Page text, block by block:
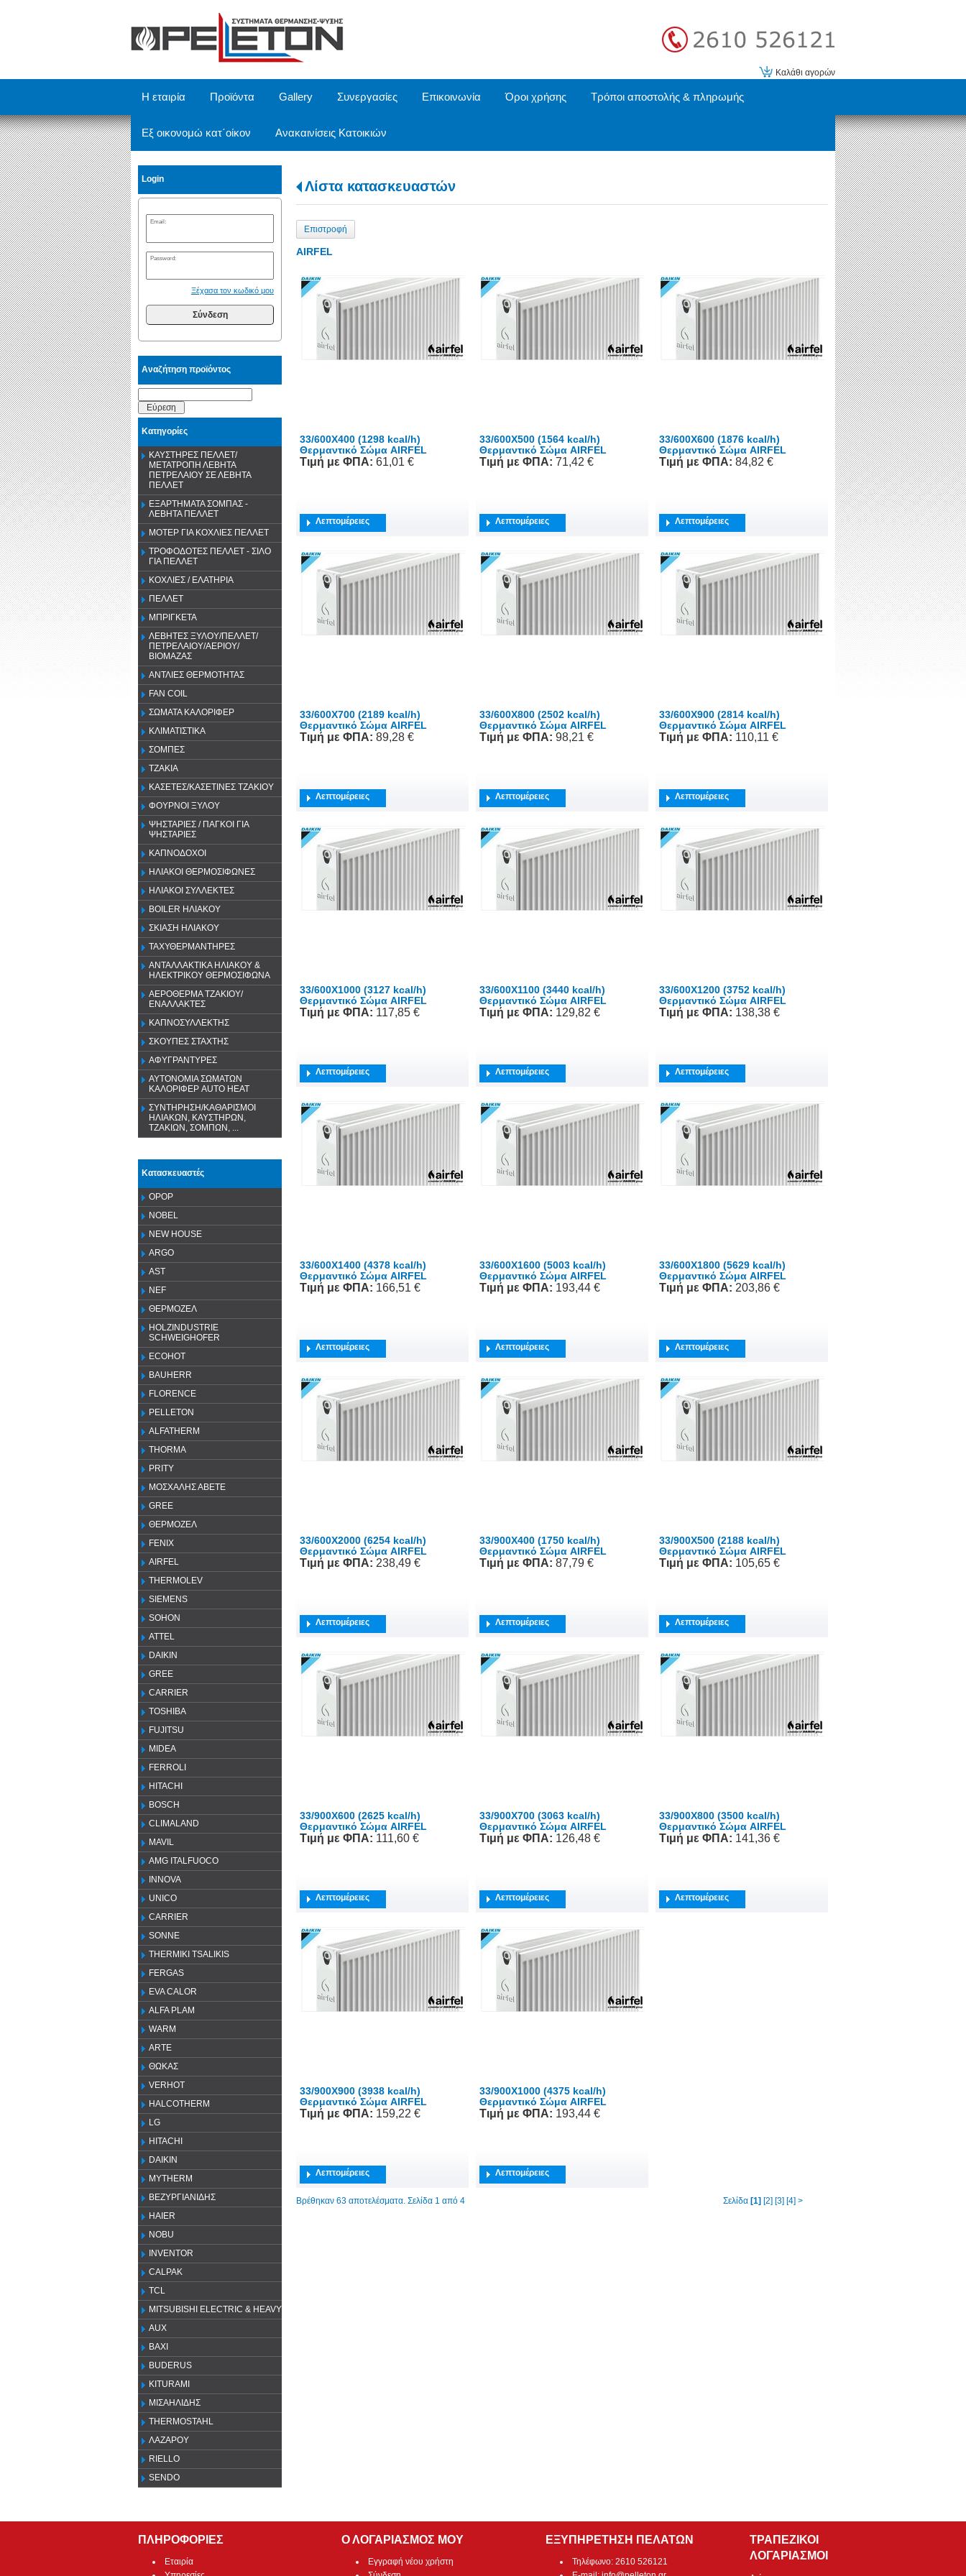
Καλάθι αγορών
Η εταιρία Προϊόντα Gallery Συνεργασίες Επικοινωνία Όροι χρήσης Τρόποι αποστολής & πληρωμής
Εξ οικονομώ κατ΄οίκον Ανακαινίσεις Κατοικιών
Login
Email:
Password:
Ξέχασα τον κωδικό μου
Σύνδεση
Αναζήτηση προϊόντος
Εύρεση
Κατηγορίες
ΚΑΥΣΤΗΡΕΣ ΠΕΛΛΕΤ/
ΜΕΤΑΤΡΟΠΗ ΛΕΒΗΤΑ
ΠΕΤΡΕΛΑΙΟΥ ΣΕ ΛΕΒΗΤΑ
ΠΕΛΛΕΤ
ΕΞΑΡΤΗΜΑΤΑ ΣΟΜΠΑΣ -
ΛΕΒΗΤΑ ΠΕΛΛΕΤ
ΜΟΤΕΡ ΓΙΑ ΚΟΧΛΙΕΣ ΠΕΛΛΕΤ
ΤΡΟΦΟΔΟΤΕΣ ΠΕΛΛΕΤ - ΣΙΛΟ
ΓΙΑ ΠΕΛΛΕΤ
ΚΟΧΛΙΕΣ / ΕΛΑΤΗΡΙΑ
ΠΕΛΛΕΤ
ΜΠΡΙΓΚΕΤΑ
ΛΕΒΗΤΕΣ ΞΥΛΟΥ/ΠΕΛΛΕΤ/
ΠΕΤΡΕΛΑΙΟΥ/ΑΕΡΙΟΥ/
ΒΙΟΜΑΖΑΣ
ΑΝΤΛΙΕΣ ΘΕΡΜΟΤΗΤΑΣ
FAN COIL
ΣΩΜΑΤΑ ΚΑΛΟΡΙΦΕΡ
ΚΛΙΜΑΤΙΣΤΙΚΑ
ΣΟΜΠΕΣ
ΤΖΑΚΙΑ
ΚΑΣΕΤΕΣ/ΚΑΣΕΤΙΝΕΣ ΤΖΑΚΙΟΥ
ΦΟΥΡΝΟΙ ΞΥΛΟΥ
ΨΗΣΤΑΡΙΕΣ / ΠΑΓΚΟΙ ΓΙΑ
ΨΗΣΤΑΡΙΕΣ
ΚΑΠΝΟΔΟΧΟΙ
ΗΛΙΑΚΟΙ ΘΕΡΜΟΣΙΦΩΝΕΣ
ΗΛΙΑΚΟΙ ΣΥΛΛΕΚΤΕΣ
BOILER ΗΛΙΑΚΟΥ
ΣΚΙΑΣΗ ΗΛΙΑΚΟΥ
ΤΑΧΥΘΕΡΜΑΝΤΗΡΕΣ
ΑΝΤΑΛΛΑΚΤΙΚΑ ΗΛΙΑΚΟΥ &
ΗΛΕΚΤΡΙΚΟΥ ΘΕΡΜΟΣΙΦΩΝΑ
ΑΕΡΟΘΕΡΜΑ ΤΖΑΚΙΟΥ/
ΕΝΑΛΛΑΚΤΕΣ
ΚΑΠΝΟΣΥΛΛΕΚΤΗΣ
ΣΚΟΥΠΕΣ ΣΤΑΧΤΗΣ
ΑΦΥΓΡΑΝΤΥΡΕΣ
ΑΥΤΟΝΟΜΙΑ ΣΩΜΑΤΩΝ
ΚΑΛΟΡΙΦΕΡ AUTO HEAT
ΣΥΝΤΗΡΗΣΗ/ΚΑΘΑΡΙΣΜΟΙ
ΗΛΙΑΚΩΝ, ΚΑΥΣΤΗΡΩΝ,
ΤΖΑΚΙΩΝ, ΣΟΜΠΩΝ, ...
Κατασκευαστές
OPOP
NOBEL
NEW HOUSE
ARGO
AST
NEF
ΘΕΡΜΟΖΕΛ
HOLZINDUSTRIE
SCHWEIGHOFER
ECOHOT
BAUHERR
FLORENCE
PELLETON
ALFATHERM
THORMA
PRITY
ΜΟΣΧΑΛΗΣ ΑΒΕΤΕ
GREE
ΘΕΡΜΟΖΕΛ
FENIX
AIRFEL
THERMOLEV
SIEMENS
SOHON
ATTEL
DAIKIN
GREE
CARRIER
TOSHIBA
FUJITSU
MIDEA
FERROLI
HITACHI
BOSCH
CLIMALAND
MAVIL
AMG ITALFUOCO
INNOVA
UNICO
CARRIER
SONNE
THERMIKI TSALIKIS
FERGAS
EVA CALOR
ALFA PLAM
WARM
ARTE
ΘΩΚΑΣ
VERHOT
HALCOTHERM
LG
HITACHI
DAIKIN
MYTHERM
ΒΕΖΥΡΓΙΑΝΙΔΗΣ
HAIER
NOBU
INVENTOR
CALPAK
TCL
MITSUBISHI ELECTRIC & HEAVY
AUX
ΒΑΧΙ
BUDERUS
KITURAMI
ΜΙΣΑΗΛΙΔΗΣ
THERMOSTAHL
ΛΑΖΑΡΟΥ
RIELLO
SENDO
Λίστα κατασκευαστών
Επιστροφή
AIRFEL
33/600X400 (1298 kcal/h)
Θερμαντικό Σώμα AIRFEL
Τιμή με ΦΠΑ: 61,01 €
Λεπτομέρειες
33/600X500 (1564 kcal/h)
Θερμαντικό Σώμα AIRFEL
Τιμή με ΦΠΑ: 71,42 €
Λεπτομέρειες
33/600X600 (1876 kcal/h)
Θερμαντικό Σώμα AIRFEL
Τιμή με ΦΠΑ: 84,82 €
Λεπτομέρειες
33/600X700 (2189 kcal/h)
Θερμαντικό Σώμα AIRFEL
Τιμή με ΦΠΑ: 89,28 €
Λεπτομέρειες
33/600X800 (2502 kcal/h)
Θερμαντικό Σώμα AIRFEL
Τιμή με ΦΠΑ: 98,21 €
Λεπτομέρειες
33/600X900 (2814 kcal/h)
Θερμαντικό Σώμα AIRFEL
Τιμή με ΦΠΑ: 110,11 €
Λεπτομέρειες
33/600X1000 (3127 kcal/h)
Θερμαντικό Σώμα AIRFEL
Τιμή με ΦΠΑ: 117,85 €
Λεπτομέρειες
33/600X1100 (3440 kcal/h)
Θερμαντικό Σώμα AIRFEL
Τιμή με ΦΠΑ: 129,82 €
Λεπτομέρειες
33/600X1200 (3752 kcal/h)
Θερμαντικό Σώμα AIRFEL
Τιμή με ΦΠΑ: 138,38 €
Λεπτομέρειες
33/600X1400 (4378 kcal/h)
Θερμαντικό Σώμα AIRFEL
Τιμή με ΦΠΑ: 166,51 €
Λεπτομέρειες
33/600X1600 (5003 kcal/h)
Θερμαντικό Σώμα AIRFEL
Τιμή με ΦΠΑ: 193,44 €
Λεπτομέρειες
33/600X1800 (5629 kcal/h)
Θερμαντικό Σώμα AIRFEL
Τιμή με ΦΠΑ: 203,86 €
Λεπτομέρειες
33/600X2000 (6254 kcal/h)
Θερμαντικό Σώμα AIRFEL
Τιμή με ΦΠΑ: 238,49 €
Λεπτομέρειες
33/900X400 (1750 kcal/h)
Θερμαντικό Σώμα AIRFEL
Τιμή με ΦΠΑ: 87,79 €
Λεπτομέρειες
33/900X500 (2188 kcal/h)
Θερμαντικό Σώμα AIRFEL
Τιμή με ΦΠΑ: 105,65 €
Λεπτομέρειες
33/900X600 (2625 kcal/h)
Θερμαντικό Σώμα AIRFEL
Τιμή με ΦΠΑ: 111,60 €
Λεπτομέρειες
33/900X700 (3063 kcal/h)
Θερμαντικό Σώμα AIRFEL
Τιμή με ΦΠΑ: 126,48 €
Λεπτομέρειες
33/900X800 (3500 kcal/h)
Θερμαντικό Σώμα AIRFEL
Τιμή με ΦΠΑ: 141,36 €
Λεπτομέρειες
33/900X900 (3938 kcal/h)
Θερμαντικό Σώμα AIRFEL
Τιμή με ΦΠΑ: 159,22 €
Λεπτομέρειες
33/900X1000 (4375 kcal/h)
Θερμαντικό Σώμα AIRFEL
Τιμή με ΦΠΑ: 193,44 €
Λεπτομέρειες
Βρέθηκαν 63 αποτελέσματα. Σελίδα 1 από 4 Σελίδα [1] [2] [3] [4] >
ΠΛΗΡΟΦΟΡΙΕΣ
Εταιρία
Ο ΛΟΓΑΡΙΑΣΜΟΣ ΜΟΥ
Εγγραφή νέου χρήστη
ΕΞΥΠΗΡΕΤΗΣΗ ΠΕΛΑΤΩΝ
Τηλέφωνο: 2610 526121
ΤΡΑΠΕΖΙΚΟΙ
ΛΟΓΑΡΙΑΣΜΟΙ